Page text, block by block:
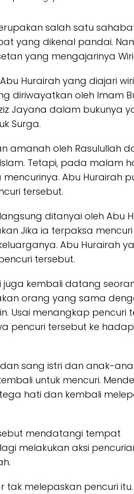
salah satu
yang dikenal pandai.
yang mengajarinya
Hurairah yang diajari
diriwayatkan oleh Imam
Jayana dalam bukunya
Surga.
amanah oleh Rasulullah
Tetapi, pada malam
Abu Hurairah
tersebut.
ditanyai oleh Abu
Jika ia terpaksa
Abu Hurairah
tersebut.
kembali datang
orang yang sama
Usai menangkap pencuri
pencuri tersebut ke
sang istri dan anak-
untuk mencuri.
hati dan kembali
mendatangi tempat
melakukan aksi
melepaskan pencuri